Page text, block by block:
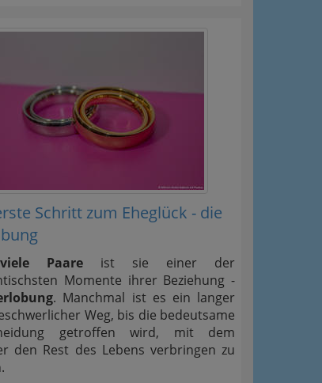
Schritt zum Eheglück - die
viele Paare ist sie einer der
Momente ihrer Beziehung -
. Manchmal ist es ein langer
Weg, bis die bedeutsame
getroffen wird, mit dem
den Rest des Lebens verbringen zu